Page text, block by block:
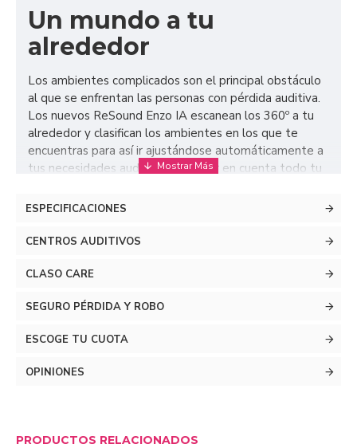
Un mundo a tu
alrededor
Los ambientes complicados son el principal obstáculo
al que se enfrentan las personas con pérdida auditiva.
Los nuevos ReSound Enzo IA escanean los 360º a tu
alrededor y clasifican los ambientes en los que te
encuentras para así ir ajustándose automáticamente a
tus necesidades auditivas. Al tener en cuenta todo tu
auditiva que tu cerebro necesita para disfrutar de una
aseguran que percibes el habla desde todas las
posicionan tus acompañantes.
ESPECIFICACIONES
CENTROS AUDITIVOS
CLASO CARE
SEGURO PÉRDIDA Y ROBO
ESCOGE TU CUOTA
OPINIONES
PRODUCTOS RELACIONADOS